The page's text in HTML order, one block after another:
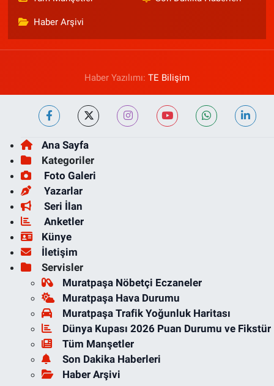
Haber Arşivi
Haber Yazılımı: TE Bilişim
Ana Sayfa
Kategoriler
Foto Galeri
Yazarlar
Seri İlan
Anketler
Künye
İletişim
Servisler
Muratpaşa Nöbetçi Eczaneler
Muratpaşa Hava Durumu
Muratpaşa Trafik Yoğunluk Haritası
Dünya Kupası 2026 Puan Durumu ve Fikstür
Tüm Manşetler
Son Dakika Haberleri
Haber Arşivi